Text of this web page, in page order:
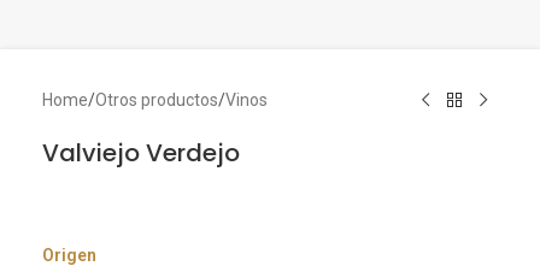
Home/Otros productos/Vinos
Valviejo Verdejo
Origen